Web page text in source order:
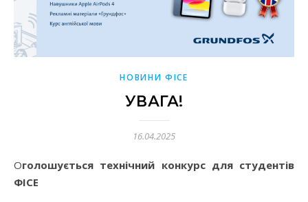
НОВИНИ ФІСЕ
УВАГА!
16.04.2025
Оголошується технічний конкурс для студентів
ФІСЕ